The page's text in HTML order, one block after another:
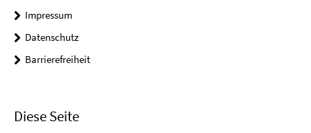
Impressum
Datenschutz
Barrierefreiheit
Diese Seite